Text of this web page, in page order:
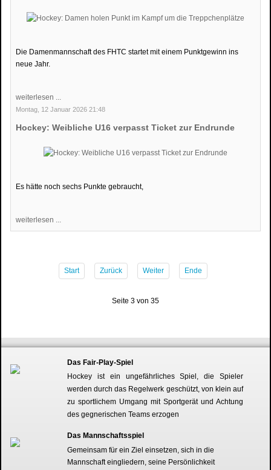
Die Damenmannschaft des FHTC startet mit einem Punktgewinn ins
neue Jahr.
weiterlesen ...
Montag, 12 Januar 2026 21:48
Hockey: Weibliche U16 verpasst Ticket zur Endrunde
Es hätte noch sechs Punkte gebraucht,
weiterlesen ...
Start Zurück Weiter Ende
Seite 3 von 35
Das Fair-Play-Spiel
Hockey ist ein ungefährliches Spiel, die Spieler
werden durch das Regelwerk geschützt, von klein auf
zu sportlichem Umgang mit Sportgerät und Achtung
des gegnerischen Teams erzogen
Das Mannschaftsspiel
Gemeinsam für ein Ziel einsetzen, sich in die
Mannschaft eingliedern, seine Persönlichkeit